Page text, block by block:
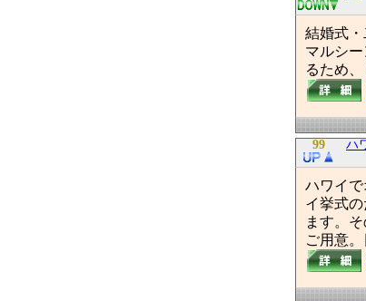
結婚式
マルシ
るため
99 ハ
ハワイ
イ挙式
ます。
ご用意